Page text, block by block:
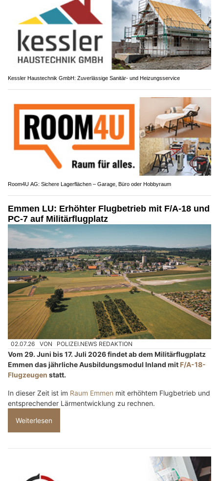
Kessler Haustechnik GmbH: Zuverlässige Sanitär- und Heizungsservice
Room4U AG: Sichere Lagerflächen – Garage, Büro oder Hobbyraum
Emmen LU: Erhöhter Flugbetrieb mit F/A-18 und
PC-7 auf Militärflugplatz
02.07.26 VON POLIZEI.NEWS REDAKTION
Vom 29. Juni bis 17. Juli 2026 findet ab dem Militärflugplatz
Emmen das jährliche Ausbildungsmodul Inland mit F/A-18-
Flugzeugen statt.
In dieser Zeit ist im Raum Emmen mit erhöhtem Flugbetrieb und
entsprechender Lärmentwicklung zu rechnen.
Weiterlesen